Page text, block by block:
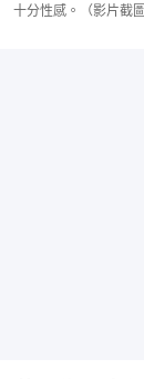
十分性感。（影片截圖